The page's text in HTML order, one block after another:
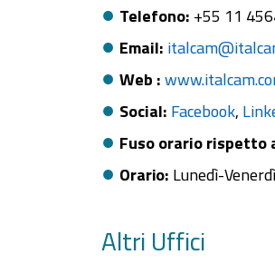
Telefono +55 11
Email
Web
Social Facebook
Fuso orario rispetto
Orario Lunedì Venerdì
Altri Uffici